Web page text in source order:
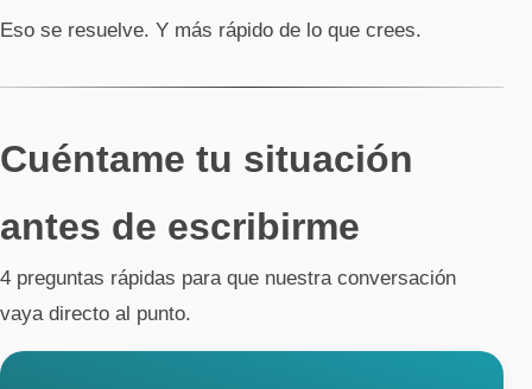
Eso se resuelve. Y más rápido de lo que crees.
Cuéntame tu situación
antes de escribirme
4 preguntas rápidas para que nuestra conversación
vaya directo al punto.